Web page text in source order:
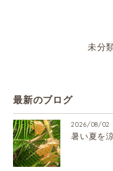
未分
最新のブログ
2026/08/02
暑い夏を